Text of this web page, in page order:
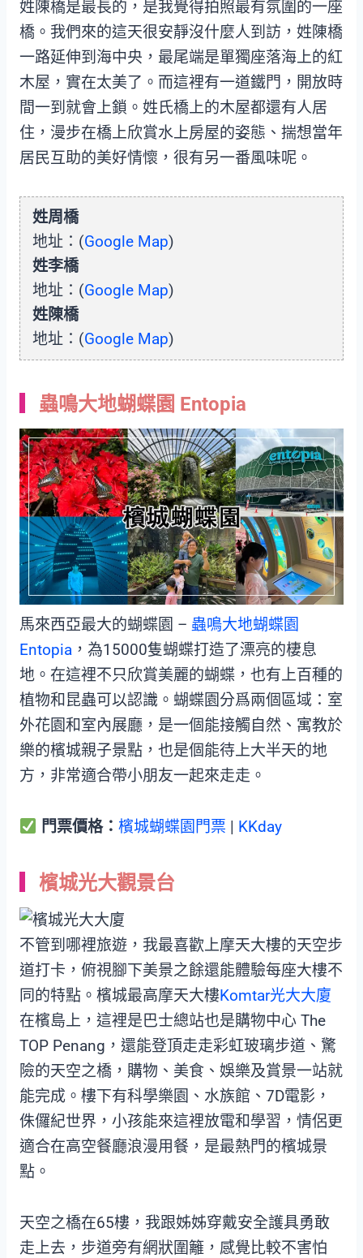
姓陳橋是最長的，是我覺得拍照最有氛圍的一座
橋。我們來的這天很安靜沒什麼人到訪，姓陳橋
一路延伸到海中央，最尾端是單獨座落海上的紅
木屋，實在太美了。而這裡有一道鐵門，開放時
間一到就會上鎖。姓氏橋上的木屋都還有人居
住，漫步在橋上欣賞水上房屋的姿態、揣想當年
居民互助的美好情懷，很有另一番風味呢。
姓周橋
地址：(Google Map)
姓李橋
地址：(Google Map)
姓陳橋
地址：(Google Map)
蟲鳴大地蝴蝶園 Entopia
馬來西亞最大的蝴蝶園 – 蟲鳴大地蝴蝶園
Entopia ，為15000隻蝴蝶打造了漂亮的棲息
地。在這裡不只欣賞美麗的蝴蝶，也有上百種的
植物和昆蟲可以認識。蝴蝶園分爲兩個區域：室
外花園和室內展廳，是一個能接觸自然、寓教於
樂的檳城親子景點，也是個能待上大半天的地
方，非常適合帶小朋友一起來走走。
門票價格： 檳城蝴蝶園門票 | KKday
檳城光大觀景台
不管到哪裡旅遊，我最喜歡上摩天大樓的天空步
道打卡，俯視腳下美景之餘還能體驗每座大樓不
同的特點。檳城最高摩天大樓Komtar光大大廈
在檳島上，這裡是巴士總站也是購物中心 The
TOP Penang，還能登頂走走彩虹玻璃步道、驚
險的天空之橋，購物、美食、娛樂及賞景一站就
能完成。樓下有科學樂園、水族館、7D電影，
侏儸紀世界，小孩能來這裡放電和學習，情侶更
適合在高空餐廳浪漫用餐，是最熱門的檳城景
點。
天空之橋在65樓，我跟姊姊穿戴安全護具勇敢
走上去，步道旁有網狀圍籬，感覺比較不害怕